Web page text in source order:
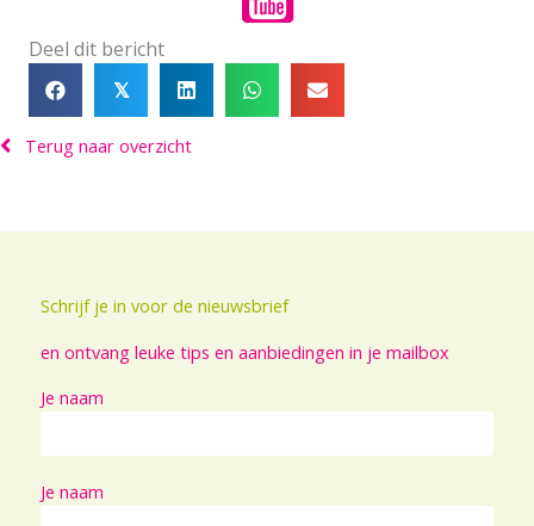
Deel dit bericht
𝕏
Terug naar overzicht
Schrijf je in voor de nieuwsbrief
en ontvang leuke tips en aanbiedingen in je mailbox
Je naam
Je naam